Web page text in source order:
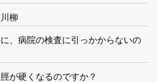
柳
、病院の検査に引っかからないの
が硬くなるのですか？